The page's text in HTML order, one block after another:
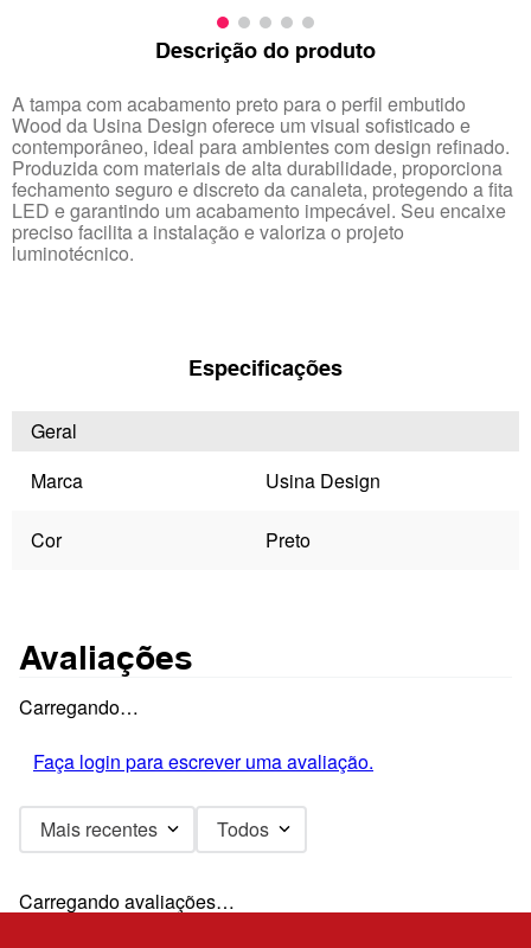
Descrição do produto
A tampa com acabamento preto para o perfil embutido
Wood da Usina Design oferece um visual sofisticado e
contemporâneo, ideal para ambientes com design refinado.
Produzida com materiais de alta durabilidade, proporciona
fechamento seguro e discreto da canaleta, protegendo a fita
LED e garantindo um acabamento impecável. Seu encaixe
preciso facilita a instalação e valoriza o projeto
luminotécnico.
Especificações
Geral
Marca
Usina Design
Cor Preto
Avaliações
Carregando…
Faça login para escrever uma avaliação.
Mais recentes Todos
Carregando avaliações…